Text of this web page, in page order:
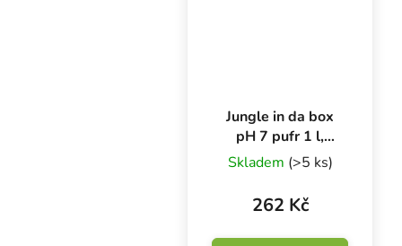
Jungle in da box
pH 7 pufr 1 l,
kalibrační roztok
Skladem (>5 ks)
262 Kč